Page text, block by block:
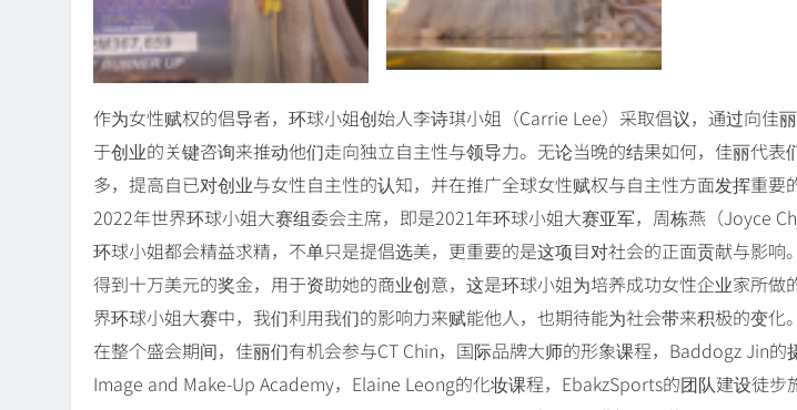
作为女性赋权的倡导者，环球小姐创始人李诗琪小姐（Carrie Lee）采取倡议，通过向佳
于创业的关键咨询来推动他们走向独立自主性与领导力。无论当晚的结果如何，佳丽代表
多，提高自已对创业与女性自主性的认知，并在推广全球女性赋权与自主性方面发挥重要
2022年世界环球小姐大赛组委会主席，即是2021年环球小姐大赛亚军，周栋燕（Joyce
环球小姐都会精益求精，不单只是提倡选美，更重要的是这项目对社会的正面贡献与影响
得到十万美元的奖金，用于资助她的商业创意，这是环球小姐为培养成功女性企业家所做
界环球小姐大赛中，我们利用我们的影响力来赋能他人，也期待能为社会带来积极的变化
在整个盛会期间，佳丽们有机会参与CT Chin，国际品牌大师的形象课程，Baddogz Jin的
Image and Make-Up Academy，Elaine Leong的化妆课程，EbakzSports的团队建设徒步